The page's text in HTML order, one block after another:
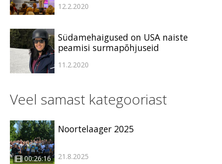
12.2.2020
Südamehaigused on USA naiste
peamisi surmapõhjuseid
11.2.2020
Veel samast kategooriast
00:26:16
Noortelaager 2025
21.8.2025